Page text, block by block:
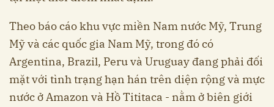
Theo báo cáo khu vực miền Nam nước Mỹ, Trung
Mỹ và các quốc gia Nam Mỹ, trong đó có
Argentina, Brazil, Peru và Uruguay đang phải đối
mặt với tình trạng hạn hán trên diện rộng và mực
nước ở Amazon và Hồ Tititaca - nằm ở biên giới